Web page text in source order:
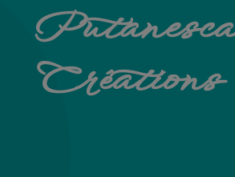
Putanesca
Créations